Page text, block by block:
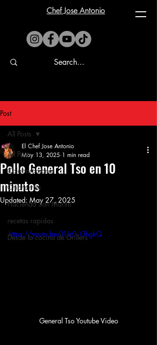
Chef Jose Antonio
Post
All Posts
Colaboraciones
Chicharrón
Hacienda San Martin
recetas rapidas
Desde la cocina de Grillers
All Posts
Pollo General Tso en 10
minutos
El Chef Jose Antonio
May 13, 2025 1 min read
Updated: May 27, 2025
https://youtu.be/J1lz0_GhgkQ
General Tso Youtube Video